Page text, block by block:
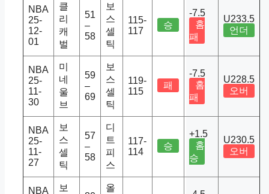
NBA
25-
12-
01
클
리
캐
벌
51
–
58
보
스
셀
틱
115-
117
승
-7.5
홈
패
U233.5
언더
NBA
25-
11-
30
미
네
울
브
59
–
69
보
스
셀
틱
119-
115
패
-7.5
홈
패
U228.5
오버
NBA
25-
11-
27
보
스
셀
틱
57
–
58
디
트
피
스
117-
114
승
+1.5
홈
승
U230.5
오버
NBA
보
올